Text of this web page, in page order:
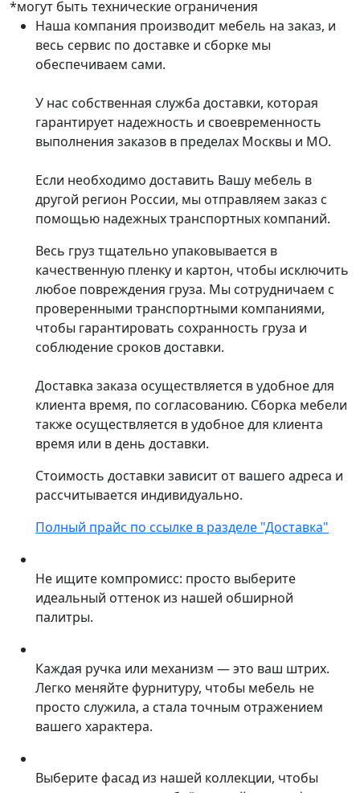
*могут быть технические ограничения
Наша компания производит мебель на заказ, и
весь сервис по доставке и сборке мы
обеспечиваем сами.
У нас собственная служба доставки, которая
гарантирует надежность и своевременность
выполнения заказов в пределах Москвы и МО.
Если необходимо доставить Вашу мебель в
другой регион России, мы отправляем заказ с
помощью надежных транспортных компаний.
Весь груз тщательно упаковывается в
качественную пленку и картон, чтобы исключить
любое повреждения груза. Мы сотрудничаем с
проверенными транспортными компаниями,
чтобы гарантировать сохранность груза и
соблюдение сроков доставки.
Доставка заказа осуществляется в удобное для
клиента время, по согласованию. Сборка мебели
также осуществляется в удобное для клиента
время или в день доставки.
Стоимость доставки зависит от вашего адреса и
рассчитывается индивидуально.
Полный прайс по ссылке в разделе "Доставка"
Не ищите компромисс: просто выберите
идеальный оттенок из нашей обширной
палитры.
Каждая ручка или механизм — это ваш штрих.
Легко меняйте фурнитуру, чтобы мебель не
просто служила, а стала точным отражением
вашего характера.
Выберите фасад из нашей коллекции, чтобы